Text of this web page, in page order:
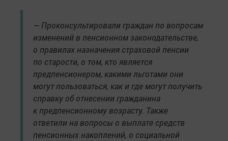
— Проконсультировали граждан по вопросам
изменений в пенсионном законодательстве,
о правилах назначения страховой пенсии
по старости, о том, кто является
предпенсионером, какими льготами они
могут пользоваться, как и где могут получить
справку об отнесении гражданина
к предпенсионному возрасту. Также
ответили на вопросы о выплате средств
пенсионных накоплений, о социальной